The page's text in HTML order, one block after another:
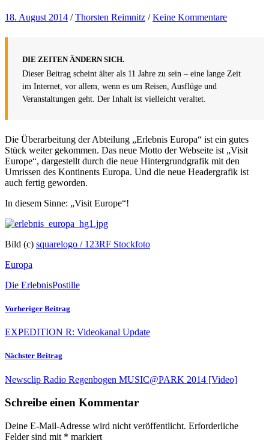
18. August 2014 /Thorsten Reimnitz /Keine Kommentare
DIE ZEITEN ÄNDERN SICH.
Dieser Beitrag scheint älter als 11 Jahre zu sein – eine lange Zeit
im Internet, vor allem, wenn es um Reisen, Ausflüge und
Veranstaltungen geht. Der Inhalt ist vielleicht veraltet.
Die Überarbeitung der Abteilung „Erlebnis Europa“ ist ein gutes
Stück weiter gekommen. Das neue Motto der Webseite ist „Visit
Europe“, dargestellt durch die neue Hintergrundgrafik mit den
Umrissen des Kontinents Europa. Und die neue Headergrafik ist
auch fertig geworden.
In diesem Sinne: „Visit Europe“!
Bild (c) squarelogo / 123RF Stockfoto
Europa
Die ErlebnisPostille
Vorheriger Beitrag
EXPEDITION R: Videokanal Update
Nächster Beitrag
Newsclip Radio Regenbogen MUSIC@PARK 2014 [Video]
Schreibe einen Kommentar
Deine E-Mail-Adresse wird nicht veröffentlicht. Erforderliche
Felder sind mit * markiert